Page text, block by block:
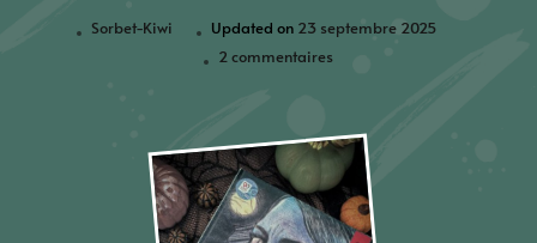
Sorbet-Kiwi Updated on 23 septembre 2025
2 commentaires